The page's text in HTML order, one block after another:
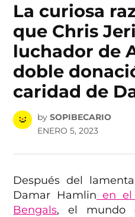
La curiosa
que Chris
luchador de
doble
caridad de
by SOPIBECARIO
ENERO 5, 2023
Después del
Damar Hamlin en el
Bengals, el mundo